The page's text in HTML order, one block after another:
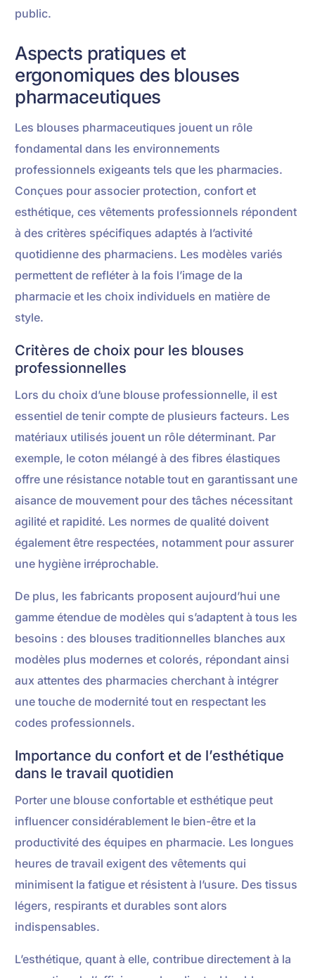
public.
Aspects pratiques et
ergonomiques des blouses
pharmaceutiques
Les blouses pharmaceutiques jouent un rôle
fondamental dans les environnements
professionnels exigeants tels que les pharmacies.
Conçues pour associer protection, confort et
esthétique, ces vêtements professionnels répondent
à des critères spécifiques adaptés à l’activité
quotidienne des pharmaciens. Les modèles variés
permettent de refléter à la fois l’image de la
pharmacie et les choix individuels en matière de
style.
Critères de choix pour les blouses
professionnelles
Lors du choix d’une blouse professionnelle, il est
essentiel de tenir compte de plusieurs facteurs. Les
matériaux utilisés jouent un rôle déterminant. Par
exemple, le coton mélangé à des fibres élastiques
offre une résistance notable tout en garantissant une
aisance de mouvement pour des tâches nécessitant
agilité et rapidité. Les normes de qualité doivent
également être respectées, notamment pour assurer
une hygiène irréprochable.
De plus, les fabricants proposent aujourd’hui une
gamme étendue de modèles qui s’adaptent à tous les
besoins : des blouses traditionnelles blanches aux
modèles plus modernes et colorés, répondant ainsi
aux attentes des pharmacies cherchant à intégrer
une touche de modernité tout en respectant les
codes professionnels.
Importance du confort et de l’esthétique
dans le travail quotidien
Porter une blouse confortable et esthétique peut
influencer considérablement le bien-être et la
productivité des équipes en pharmacie. Les longues
heures de travail exigent des vêtements qui
minimisent la fatigue et résistent à l’usure. Des tissus
légers, respirants et durables sont alors
indispensables.
L’esthétique, quant à elle, contribue directement à la